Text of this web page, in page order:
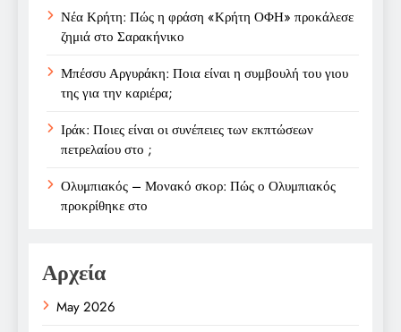
Νέα Κρήτη: Πώς η φράση «Κρήτη ΟΦΗ» προκάλεσε
ζημιά στο Σαρακήνικο
Μπέσσυ Αργυράκη: Ποια είναι η συμβουλή του γιου
της για την καριέρα;
Ιράκ: Ποιες είναι οι συνέπειες των εκπτώσεων
πετρελαίου στο ;
Ολυμπιακός – Μονακό σκορ: Πώς ο Ολυμπιακός
προκρίθηκε στο
Αρχεία
May 2026